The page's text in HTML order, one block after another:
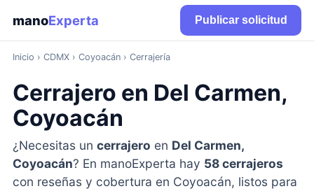
manoExperta Publicar solicitud
Inicio › CDMX› Coyoacán › Cerrajería
Cerrajero en Del Carmen,
Coyoacán
¿Necesitas un cerrajero en Del Carmen,
Coyoacán? En manoExperta hay 58 cerrajeros
con reseñas y cobertura en Coyoacán, listos para